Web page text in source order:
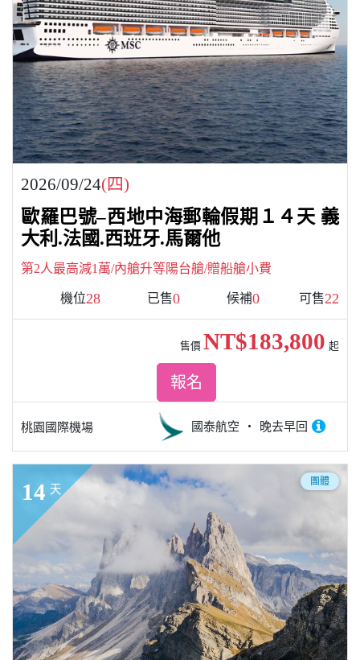
2026/09/24(四)
歐羅巴號–西地中海郵輪假期１４天 義
大利.法國.西班牙.馬爾他
第2人最高減1萬/內艙升等陽台艙/贈船艙小費
機位28 已售0 候補0 可售22
桃園國際機場 國泰航空 晚去早回
售價 NT$183,800 起
報名
14 天
團體